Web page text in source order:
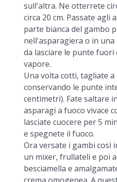
sull'altra. Ne otterrete
circa 20 cm. Passate agli
parte bianca del gambo
nell'asparagiera o in
da lasciare le punte fuori
vapore.
Una volta cotti, tagliate
conservando le punte
centimetri). Fate saltare
asparagi a fuoco vivace
lasciate cuocere per 5
e spegnete il fuoco.
Ora versate i gambi così
un mixer, frullateli e poi
besciamella e